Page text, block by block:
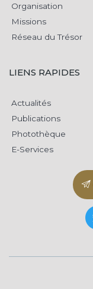
Organisation
Missions
Réseau du Trésor
LIENS RAPIDES
Actualités
Publications
Photothèque
E-Services